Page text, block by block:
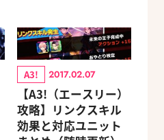
A3! 2017.02.07
【A3!（エースリー）
攻略】リンクスキル
効果と対応ユニット